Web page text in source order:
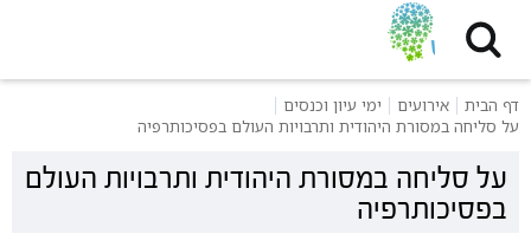
דף הבית אירועים
ימי עיון וכנסים
על סליחה במסורת היהודית ותרבויות העולם בפסיכותרפיה
על סליחה במסורת היהודית ותרבויות העולם
בפסיכותרפיה